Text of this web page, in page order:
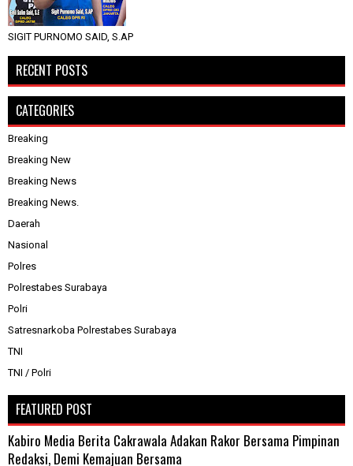
SIGIT PURNOMO SAID, S.AP
RECENT POSTS
CATEGORIES
Breaking
Breaking New
Breaking News
Breaking News.
Daerah
Nasional
Polres
Polrestabes Surabaya
Polri
Satresnarkoba Polrestabes Surabaya
TNI
TNI / Polri
FEATURED POST
Kabiro Media Berita Cakrawala Adakan Rakor Bersama Pimpinan
Redaksi, Demi Kemajuan Bersama